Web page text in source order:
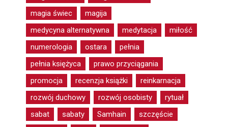
magia świec
magija
medycyna alternatywna
medytacja
miłość
numerologia
ostara
pełnia
pełnia księżyca
prawo przyciągania
promocja
recenzja książki
reinkarnacja
rozwój duchowy
rozwój osobisty
rytuał
sabat
sabaty Samhain
szczęście